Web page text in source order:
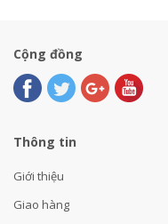
Cộng đồng
Thông tin
Giới thiệu
Giao hàng